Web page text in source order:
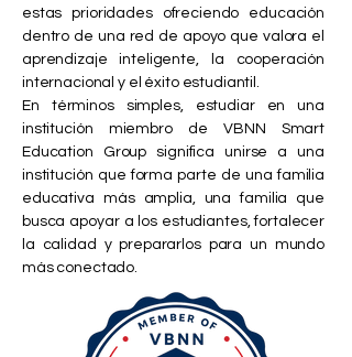
estas prioridades ofreciendo educación
dentro de una red de apoyo que valora el
aprendizaje inteligente, la cooperación
internacional y el éxito estudiantil.
En términos simples, estudiar en una
institución miembro de VBNN Smart
Education Group significa unirse a una
institución que forma parte de una familia
educativa más amplia, una familia que
busca apoyar a los estudiantes, fortalecer
la calidad y prepararlos para un mundo
más conectado.